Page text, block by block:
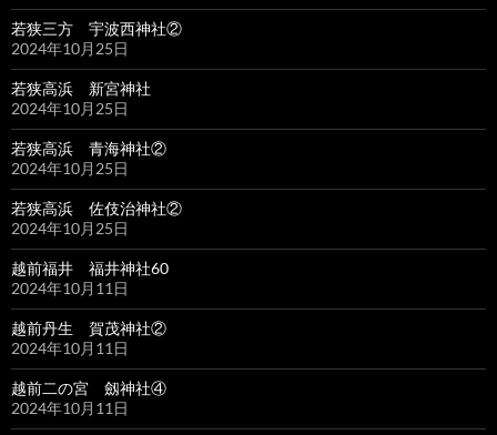
若狭三方 宇波西神社②
2024年10月25日
若狭高浜 新宮神社
2024年10月25日
若狭高浜 青海神社②
2024年10月25日
若狭高浜 佐伎治神社②
2024年10月25日
越前福井 福井神社60
2024年10月11日
越前丹生 賀茂神社②
2024年10月11日
越前二の宮 劔神社④
2024年10月11日